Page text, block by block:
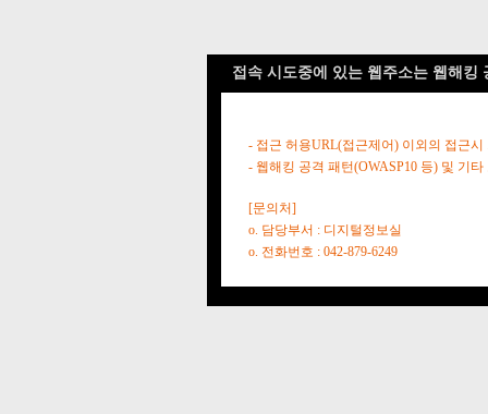
접속 시도중에 있는 웹주소는 웹해킹
- 접근 허용URL(접근제어) 이외의 접근시
- 웹해킹 공격 패턴(OWASP10 등) 및 기
[문의처]
o. 담당부서 : 디지털정보실
o. 전화번호 : 042-879-6249